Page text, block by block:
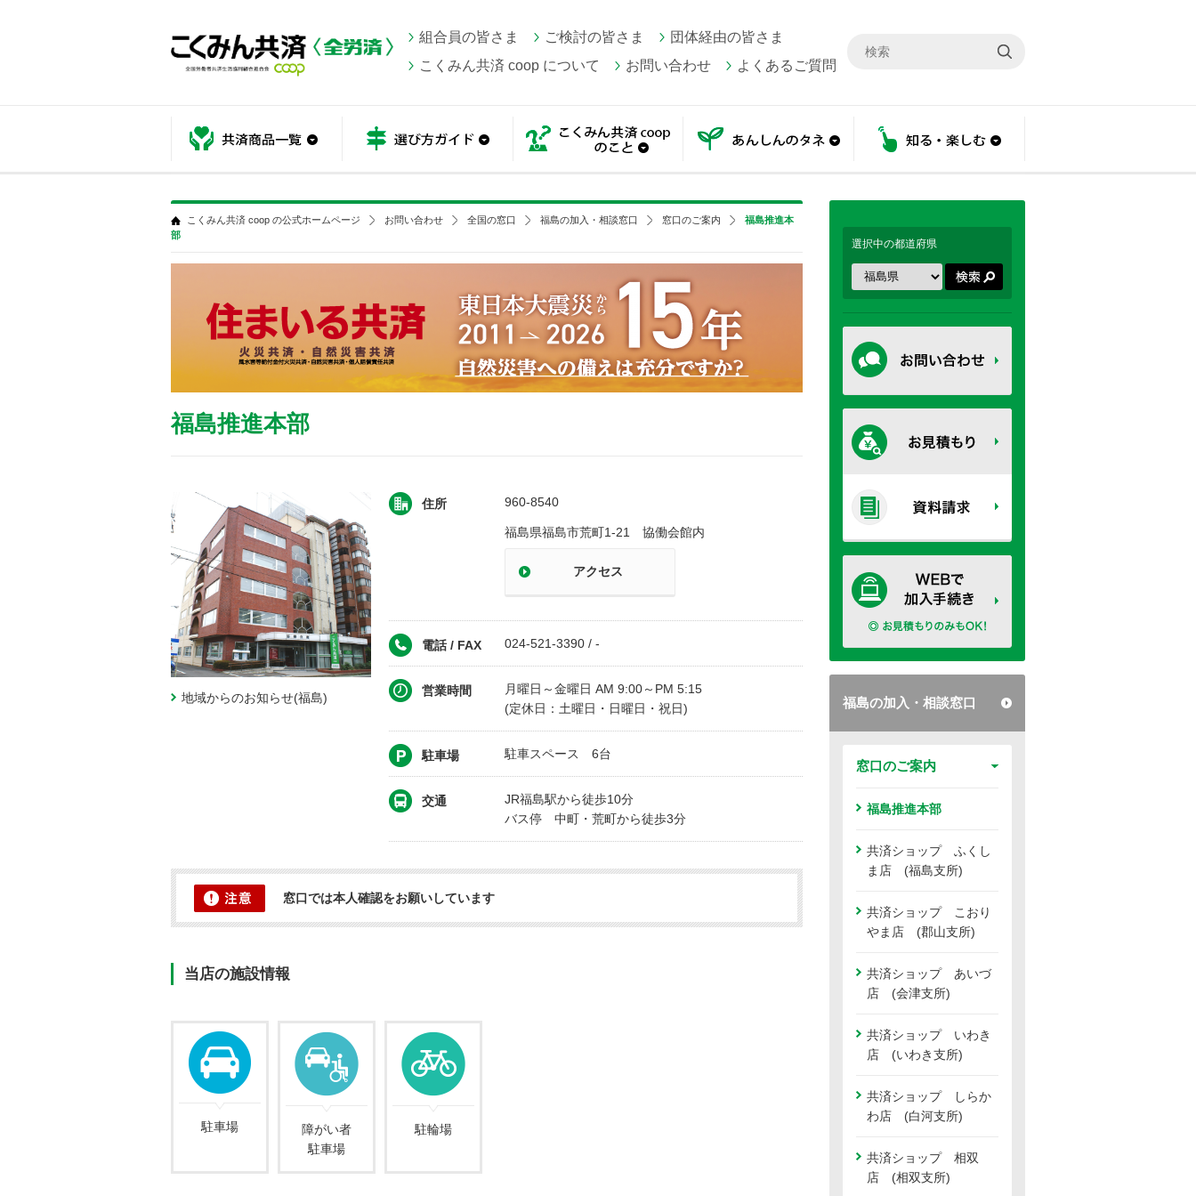
組合員の皆さま ご検討の皆さま
団体経由の皆さま
こくみん共済 coop について
お問い合わせ よくあるご質問
選択中の都道府県
福島の加入・相談窓口
窓口のご案内
福島推進本部
共済ショップ ふくし
ま店 (福島支所)
共済ショップ こおり
やま店 (郡山支所)
共済ショップ あいづ
店 (会津支所)
共済ショップ いわき
店 (いわき支所)
共済ショップ しらか
わ店 (白河支所)
共済ショップ 相双
店 (相双支所)
こくみん共済 coop の公式ホームページ お問い合わせ 全国の窓口 福島の加入・相談窓口 窓口のご案内
福島推進本
部
福島推進本部
地域からのお知らせ(福島)
住所 960-8540
福島県福島市荒町1-21 協働会館内
アクセス
電話 / FAX 024-521-3390 / -
営業時間
月曜日～金曜日 AM 9:00～PM 5:15
(定休日：土曜日・日曜日・祝日)
駐車場 駐車スペース 6台
交通
JR福島駅から徒歩10分
バス停 中町・荒町から徒歩3分
窓口では本人確認をお願いしています
当店の施設情報
駐車場
障がい者
駐車場
駐輪場